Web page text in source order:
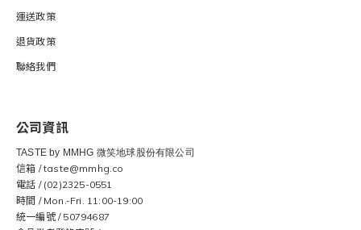
運送政策
退貨政策
聯絡我們
公司資訊
TASTE by MMHG 微笑地球股份有限公司
信箱 / taste@mmhg.co
電話 / (02)2325-0551
時間 / Mon.-Fri. 11:00-19:00
統一編號 / 50794687